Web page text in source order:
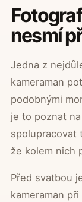
nesmí
Jedna z
kameraman
podobnými
je to poznat
spolupracovat
že kolem nich
Před svatbou
kameraman